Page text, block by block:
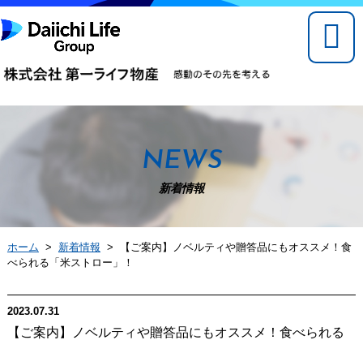
NEWS
新着情報
ホーム > 新着情報 > 【ご案内】ノベルティや贈答品にもオススメ！食
べられる「米ストロー」！
2023.07.31
【ご案内】ノベルティや贈答品にもオススメ！食べられる